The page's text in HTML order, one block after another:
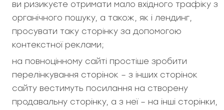
ви ризикуєте отримати мало вхідного трафіку з
органічного пошуку, а також, як і лендинг,
просувати таку сторінку за допомогою
контекстної реклами;
на повноцінному сайті простіше зробити
перелінкування сторінок – з інших сторінок
сайту вестимуть посилання на створену
продавальну сторінку, а з неї – на інші сторінки,